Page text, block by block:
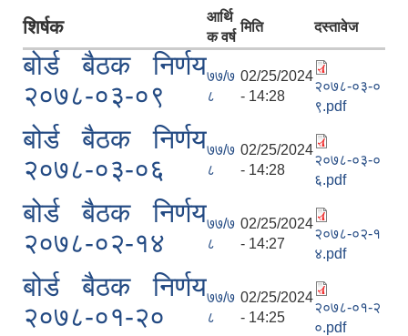
शिर्षक
आर्थि
क वर्ष
मिति दस्तावेज
बोर्ड बैठक निर्णय
२०७८-०३-०९
७७/७
८
02/25/2024
- 14:28
२०७८-०३-०
९.pdf
बोर्ड बैठक निर्णय
२०७८-०३-०६
७७/७
८
02/25/2024
- 14:28
२०७८-०३-०
६.pdf
बोर्ड बैठक निर्णय
२०७८-०२-१४
७७/७
८
02/25/2024
- 14:27
२०७८-०२-१
४.pdf
बोर्ड बैठक निर्णय
२०७८-०१-२०
७७/७
८
02/25/2024
- 14:25
२०७८-०१-२
०.pdf